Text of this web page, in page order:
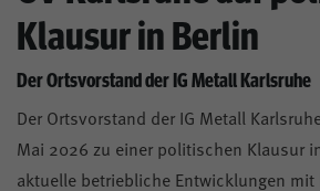
Klausur in Berlin
Der Ortsvorstand der IG Metall Karlsruhe
Der Ortsvorstand der IG Metall
Mai 2026 zu einer politischen Klausur
aktuelle betriebliche Entwicklungen